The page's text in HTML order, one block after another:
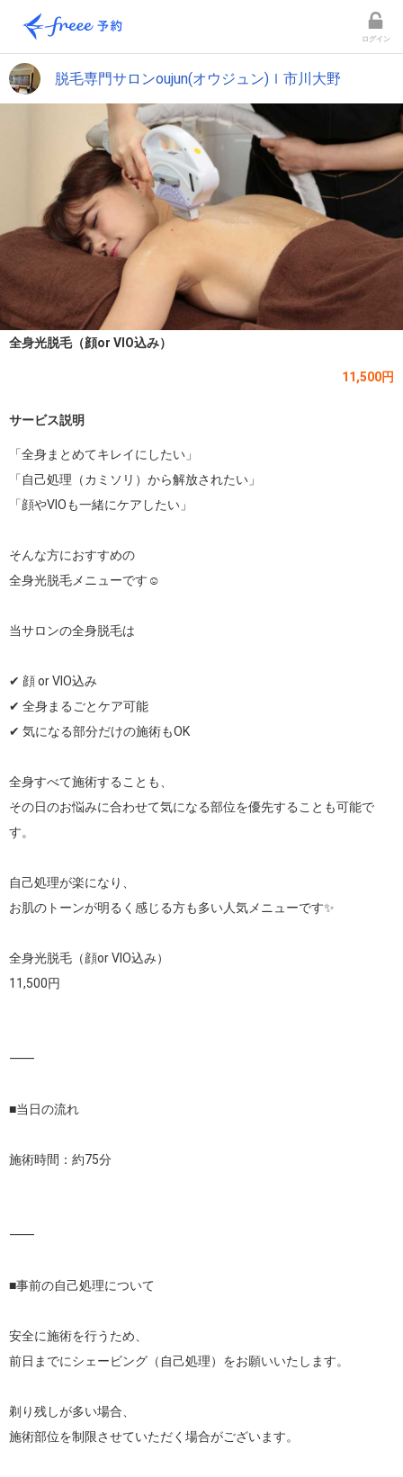
ログイン
脱毛専門サロンoujun(オウジュン)ｌ市川大野
全身光脱毛（顔or VIO込み）
11,500円
サービス説明
「全身まとめてキレイにしたい」
「自己処理（カミソリ）から解放されたい」
「顔やVIOも一緒にケアしたい」
そんな方におすすめの
全身光脱毛メニューです☺️
当サロンの全身脱毛は
✔ 顔 or VIO込み
✔ 全身まるごとケア可能
✔ 気になる部分だけの施術もOK
全身すべて施術することも、
その日のお悩みに合わせて気になる部位を優先することも可能で
す。
自己処理が楽になり、
お肌のトーンが明るく感じる方も多い人気メニューです✨
全身光脱毛（顔or VIO込み）
11,500円
⸻
■当日の流れ
施術時間：約75分
⸻
■事前の自己処理について
安全に施術を行うため、
前日までにシェービング（自己処理）をお願いいたします。
剃り残しが多い場合、
施術部位を制限させていただく場合がございます。